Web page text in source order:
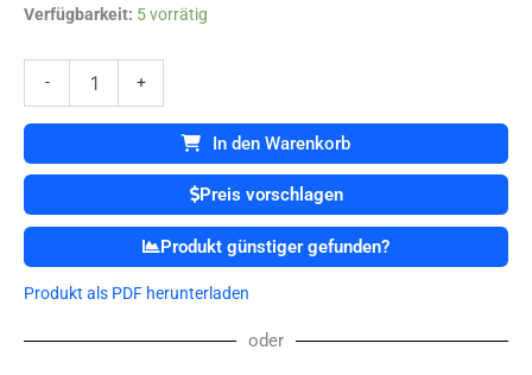
Verfügbarkeit: 5 vorrätig
-
FINA
T
Wand
DIN
Zubehör
Absaugpumpe
+
In den Warenkorb
Preis vorschlagen
Produkt günstiger gefunden?
Produkt als PDF herunterladen
oder